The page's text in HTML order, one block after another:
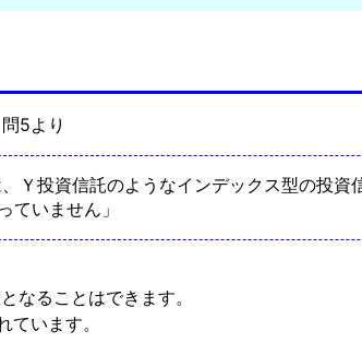
5より
Ｙ投資信託のようなインデックス型の投資
ていません」
なることはできます。
います。